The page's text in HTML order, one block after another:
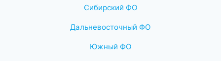
Сибирский ФО
Дальневосточный ФО
Южный ФО